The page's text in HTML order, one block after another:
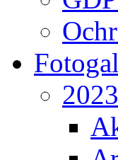
2023